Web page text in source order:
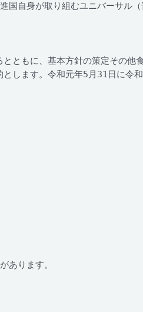
自身が取り組むユニバーサル
ともに、基本方針の策定その他
します。令和元年5月31日に令
あります。